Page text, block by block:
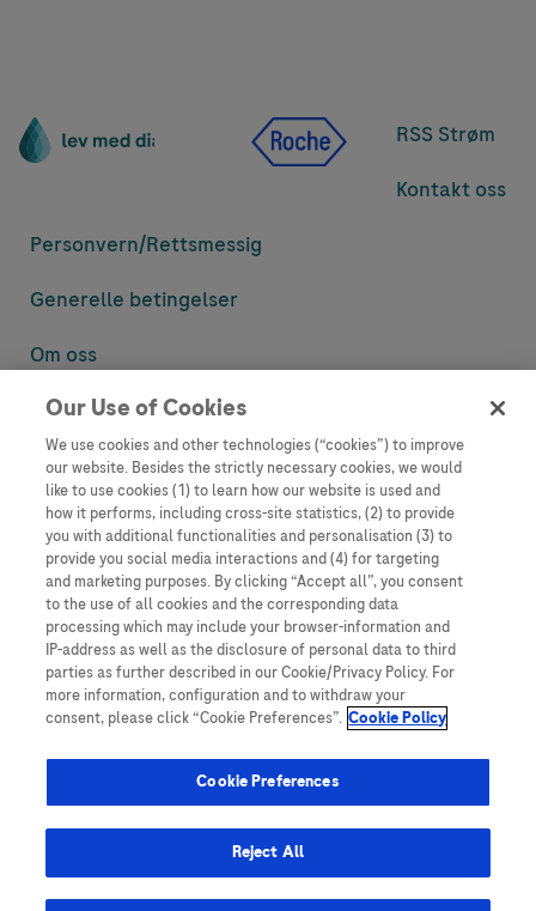
RSS Strøm
Kontakt oss
Personvern/Rettsmessig
Generelle betingelser
Om oss
Denne nettsiden inneholder informasjon som er målsatt til en stor
informasjon som ellers ikke er tilgjengelig eller gyldig i ditt land.
Vennligst vær oppmerksom på at vi ikke tar noe ansvar for tilgang til
informasjon som muligens ikke er i samsvar med noen gyldig juridisk
prosess, regulering, registrering eller bruk i bostedslandet ditt.
Roche har ikke alltid mulighet til å kvalitetssikre andres innlegg, men
vil fjerne villedende eller upassende innlegg så langt det lar seg gjøre.
Vi har ikke ansvar for innhold på eksterne nettsider som det lenkes til.
Kopiering av materiale fra dette nettstedet for bruk annet sted er ikke
tillatt uten avtale. Nettstedet selger plass til annonsører, og slikt
innhold er merket.
Dette nettstedet er ikke beregnet for å rapportere bivirkninger eller
hendelse, se www.accu-chek.no.
© 2025, Roche. Alle rettigheter forbeholdt.
Roche Diagnostics Norge AS • Brynsengfaret 6B, Postboks 6610
Etterstad, 0607 • E-post: no.accuchek@roche.com • Telefon: 21 400
100 • www.accu-chek.no
Our Use of Cookies
We use cookies and other technologies (“cookies”) to improve
our website. Besides the strictly necessary cookies, we would
like to use cookies (1) to learn how our website is used and
how it performs, including cross-site statistics, (2) to provide
you with additional functionalities and personalisation (3) to
provide you social media interactions and (4) for targeting
and marketing purposes. By clicking “Accept all”, you consent
to the use of all cookies and the corresponding data
processing which may include your browser-information and
IP-address as well as the disclosure of personal data to third
parties as further described in our Cookie/Privacy Policy. For
more information, configuration and to withdraw your
consent, please click “Cookie Preferences”. Cookie Policy
Cookie Preferences
Reject All